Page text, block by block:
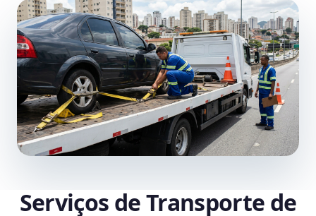
Serviços de Transporte de